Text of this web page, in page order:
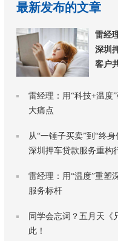
最新发布的文章
雷经
深圳
客户
雷经理：用“科技+温度
大痛点
从“一锤子买卖”到“终
深圳押车贷款服务重构
雷经理：用“温度”重塑
服务标杆
同学会忘词？五月天《
此！